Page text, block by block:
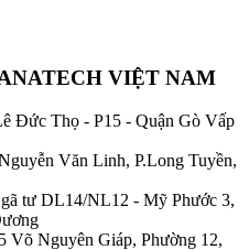
VIỆT NAM
Đức Thọ - P15 - Quận Gò Vấp
Văn Linh, P.Long Tuyền,
tư DL14/NL12 - Mỹ Phước 3,
Võ Nguyên Giáp, Phường 12,